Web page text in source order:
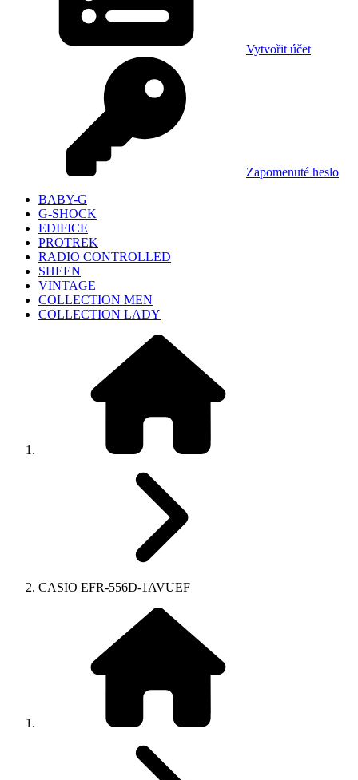
Vytvořit účet
Zapomenuté heslo
BABY-G
G-SHOCK
EDIFICE
PROTREK
RADIO CONTROLLED
SHEEN
VINTAGE
COLLECTION MEN
COLLECTION LADY
CASIO EFR-556D-1AVUEF